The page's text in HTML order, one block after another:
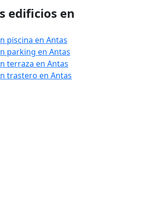
edificios en
piscina en Antas
parking en Antas
terraza en Antas
trastero en Antas